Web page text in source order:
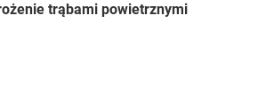
trąbami powietrznymi